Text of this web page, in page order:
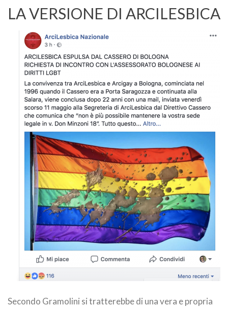
LA VERSIONE DI ARCILESBICA
Secondo Gramolini si tratterebbe di una vera e propria